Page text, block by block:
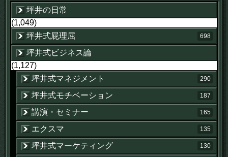
坪井の日常
(1,049)
坪井式屁理屈
698
坪井式ビジネス論
(1,127)
坪井式マネジメント
290
坪井式モチベーション 187
講演・セミナー 165
エクスマ 135
坪井式マーケティング 130